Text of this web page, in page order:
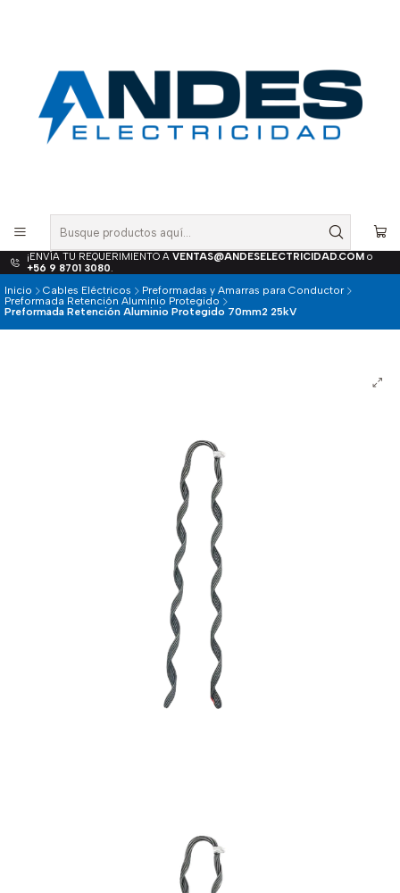
¡ENVÍA TU REQUERIMIENTO A VENTAS@ANDESELECTRICIDAD.COMo
+56 9 8701 3080.
Inicio
Cables Eléctricos
Preformadas y Amarras para Conductor
Preformada Retención Aluminio Protegido
Preformada Retención Aluminio Protegido 70mm2 25kV